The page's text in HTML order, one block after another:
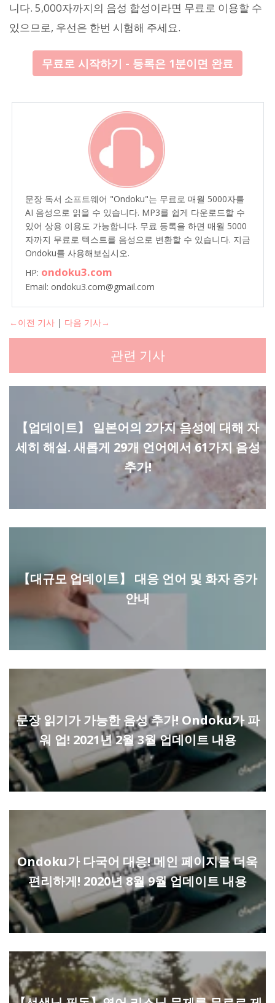
니다. 5,000자까지의 음성 합성이라면 무료로 이용할 수
있으므로, 우선은 한번 시험해 주세요.
무료로 시작하기 - 등록은 1분이면 완료
문장 독서 소프트웨어 "Ondoku"는 무료로 매월 5000자를
AI 음성으로 읽을 수 있습니다. MP3를 쉽게 다운로드할 수
있어 상용 이용도 가능합니다. 무료 등록을 하면 매월 5000
자까지 무료로 텍스트를 음성으로 변환할 수 있습니다. 지금
Ondoku를 사용해보십시오.
HP: ondoku3.com
Email: ondoku3.com@gmail.com
←이전 기사 | 다음 기사→
관련 기사
【업데이트】 일본어의 2가지 음성에 대해 자
세히 해설. 새롭게 29개 언어에서 61가지 음성
추가!
【대규모 업데이트】 대응 언어 및 화자 증가
안내
문장 읽기가 가능한 음성 추가! Ondoku가 파
워 업! 2021년 2월 3월 업데이트 내용
Ondoku가 다국어 대응! 메인 페이지를 더욱
편리하게! 2020년 8월 9월 업데이트 내용